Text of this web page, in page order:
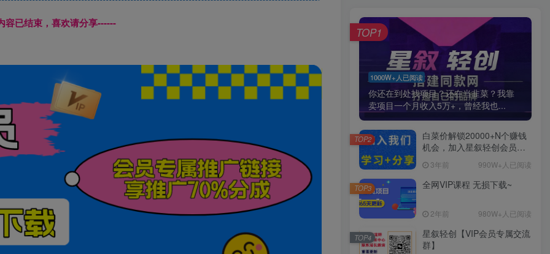
容已结束，喜欢请分享------
1000W+人已阅读
你还在到处找项目？还在当韭菜？我靠
卖项目一个月收入5万+，曾经我也...
TOP1
白菜价解锁20000+N个赚钱
机会，加入星叙轻创会员，
3年前 990W+人已阅读
TOP2
全网VIP课程 无损下载~
2年前 980W+人已阅读
TOP3
星叙轻创【VIP会员专属交流
群】
TOP4